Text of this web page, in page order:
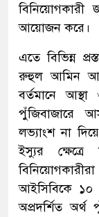
বিনিয়োগকারী
আয়োজন করে।
এতে বিভিন্ন
রুহুল আমিন
বর্তমানে
পুঁজিবাজারে
লভ্যাংশ না
ইস্যুর
আইসিবিকে ১০
অপ্রদর্শিত অর্থ